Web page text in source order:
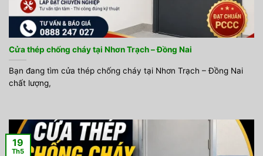
Cửa thép chống cháy tại Nhơn Trạch – Đồng Nai
Bạn đang tìm cửa thép chống cháy tại Nhơn Trạch – Đồng Nai
chất lượng,
19
Th5